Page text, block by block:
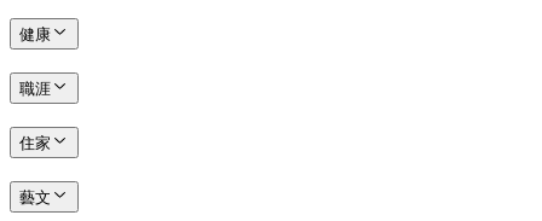
健康
職涯
住家
藝文